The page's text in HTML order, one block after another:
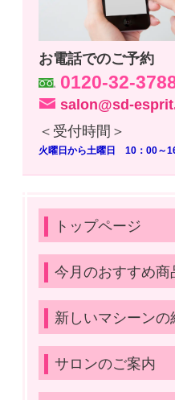
お電話でのご予約
0120-32-
salon@sd-
＜受付時間＞
火曜日から土曜日 10：00～
トップページ
今月のおすすめ商
新しいマシーンの
サロンのご案内